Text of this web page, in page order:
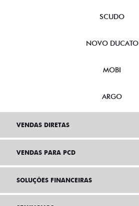
SCUDO
NOVO DUCATO
MOBI
ARGO
VENDAS DIRETAS
VENDAS PARA PCD
SOLUÇÕES FINANCEIRAS